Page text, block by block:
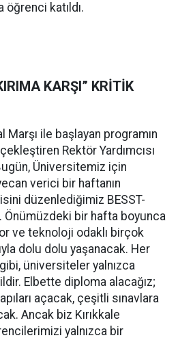
katıldı.
KARŞI” KRİTİK
Marşı ile başlayan programın
Rektör Yardımcısı
Üniversitemiz için
verici bir haftanın
düzenlediğimiz BESST-
Önümüzdeki bir hafta boyunca
ve teknoloji odaklı birçok
dolu dolu yaşanacak. Her
üniversiteler yalnızca
Elbette diploma alacağız;
açacak, çeşitli sınavlara
Ancak biz Kırıkkale
yalnızca bir